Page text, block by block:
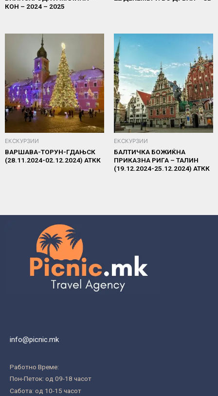
КОН – 2024 – 2025
ЕКСКУРЗИИ
ВАРШАВА-ТОРУН-ГДАЊСК
(28.11.2024-02.12.2024) АТКК
ЕКСКУРЗИИ
БАЛТИЧКА БОЖИЌНА
ПРИКАЗНА РИГА – ТАЛИН
(19.12.2024-25.12.2024) АТКК
info@picnic.mk
Работно Време:
Пон-Петок: од 09-18 часот
Сабота: од 10-15 часот